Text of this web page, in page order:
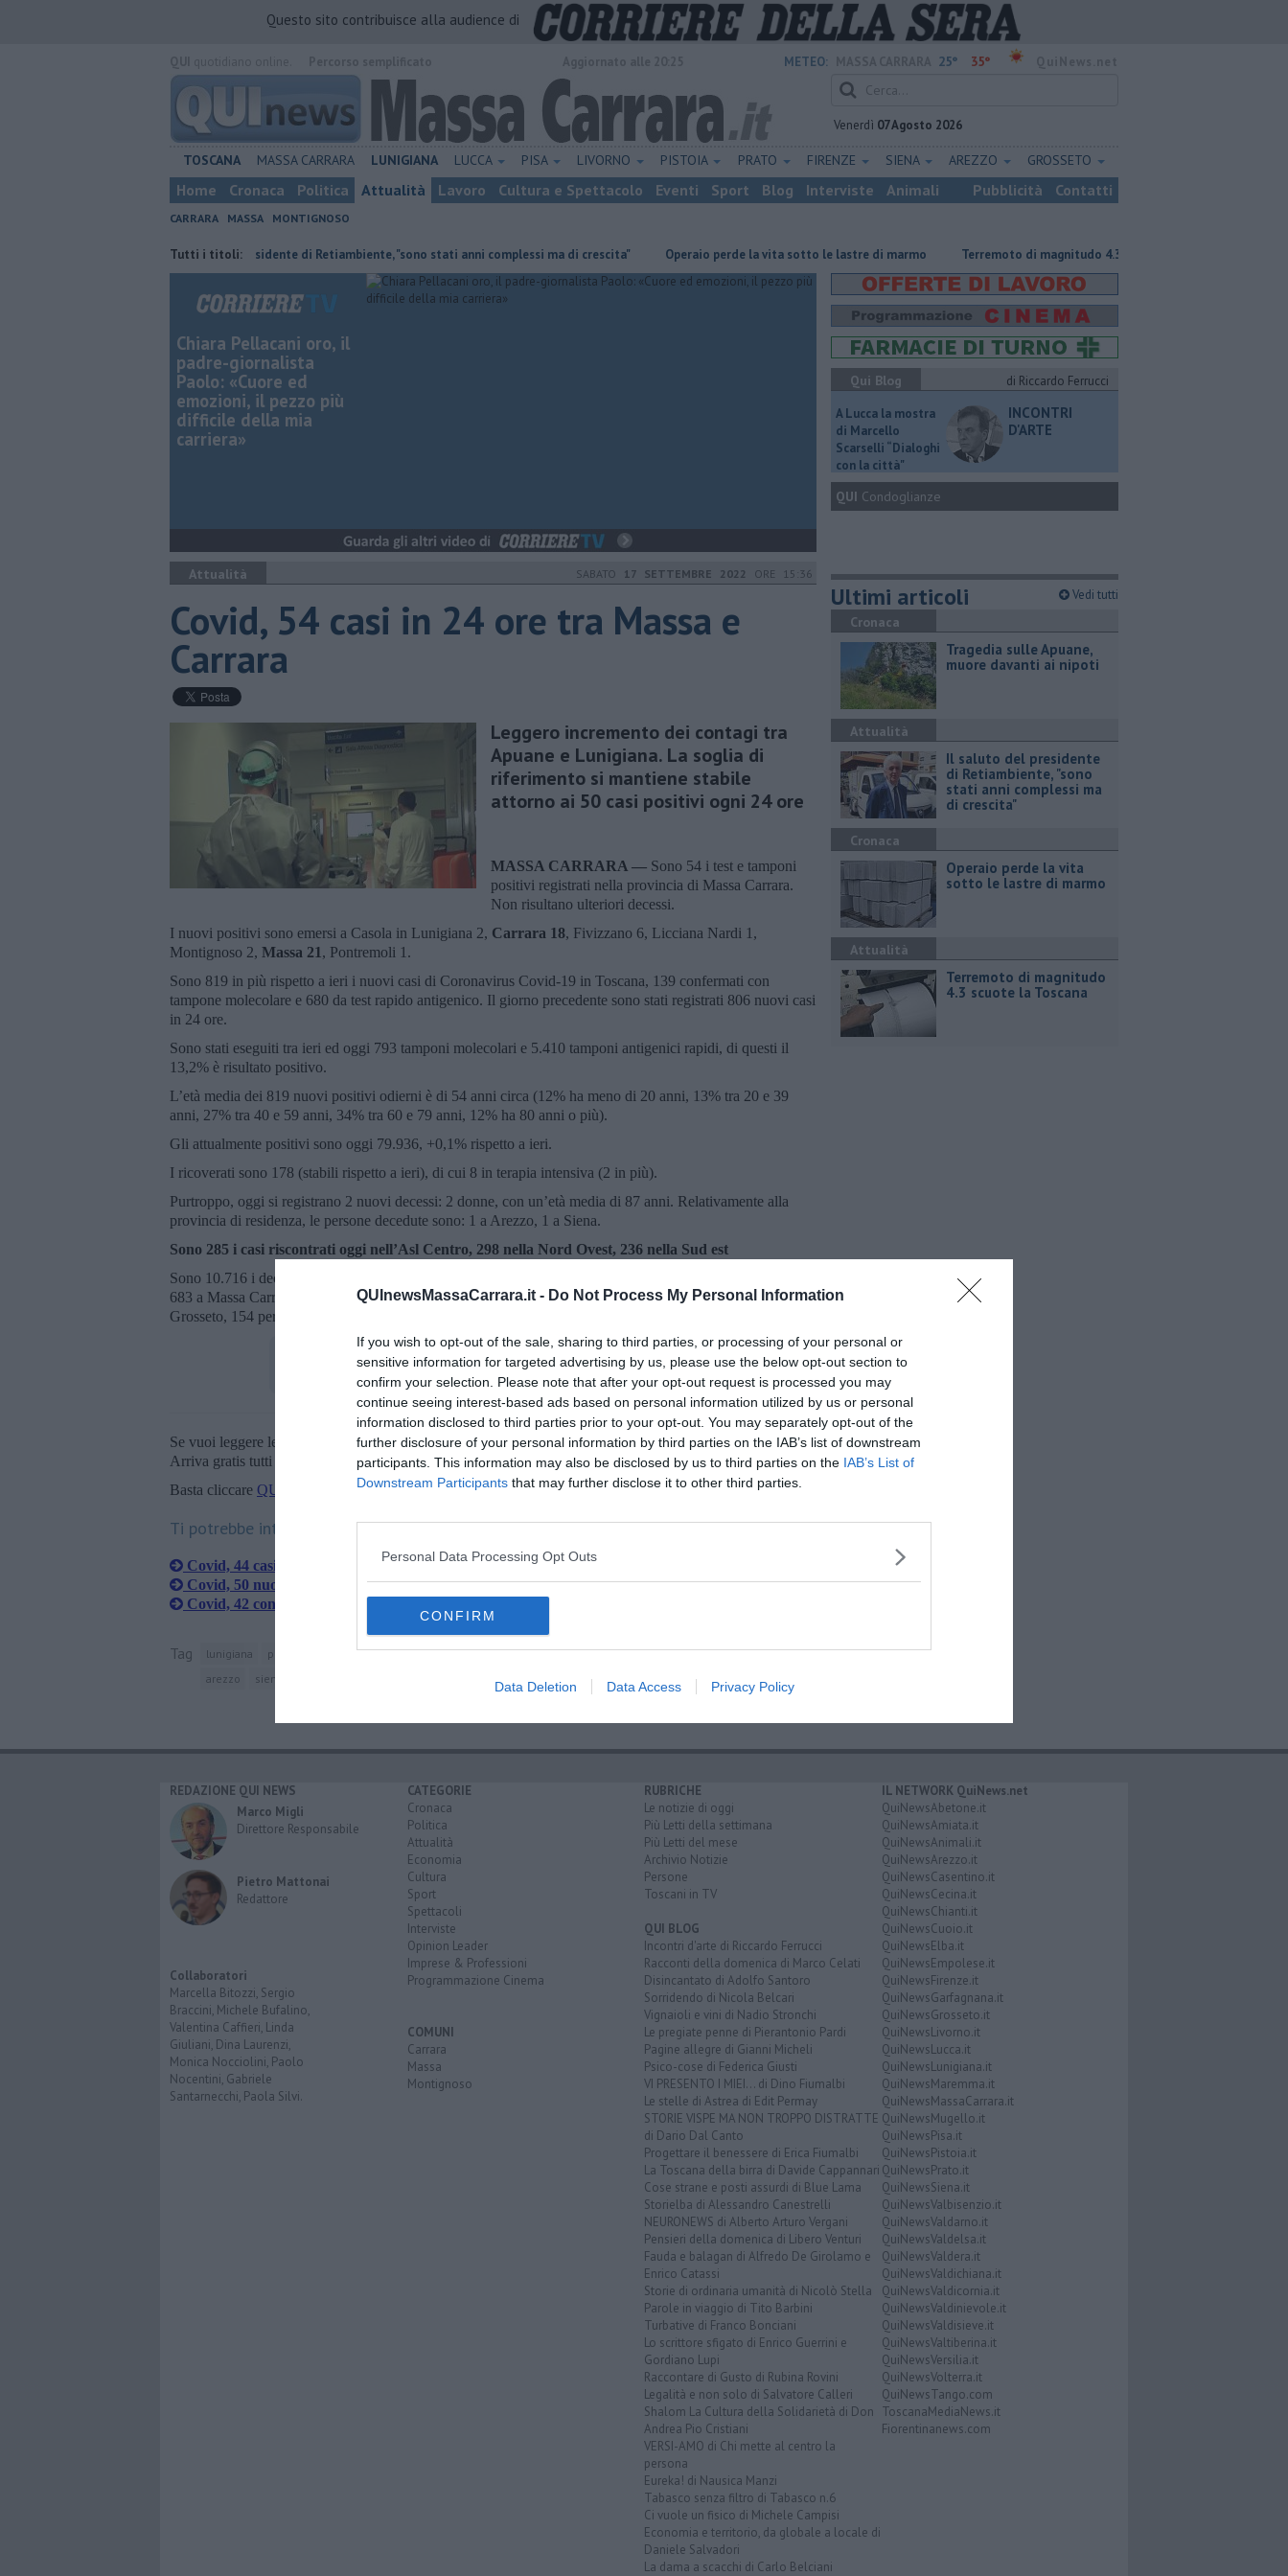
QUInewsMassaCarrara.it - Do Not Process My Personal Information
If you wish to opt-out of the sale, sharing to third parties, or processing of your personal or
sensitive information for targeted advertising by us, please use the below opt-out section to
confirm your selection. Please note that after your opt-out request is processed you may
continue seeing interest-based ads based on personal information utilized by us or personal
information disclosed to third parties prior to your opt-out. You may separately opt-out of the
further disclosure of your personal information by third parties on the IAB’s list of downstream
participants. This information may also be disclosed by us to third parties on the IAB’s List of
Downstream Participants that may further disclose it to other third parties.
Personal Data Processing Opt Outs
CONFIRM
Data Deletion Data Access Privacy Policy
Questo sito contribuisce alla audience di
METEO: 25° 35°
Venerdì 07 Agosto 2026
TOSCANA MASSA CARRARA LUNIGIANA LUCCA PISA LIVORNO PISTOIA PRATO FIRENZE SIENA AREZZO GROSSETO
Home Cronaca Politica Attualità Lavoro Cultura e Spettacolo Eventi Sport Blog Interviste Animali Pubblicità Contatti
CARRARA MASSA MONTIGNOSO
Tutti i titoli:
Il saluto del presidente di Retiambiente, "sono stati anni complessi ma di crescita" Operaio perde la vita sotto le lastre di marmo Terremoto di magnitudo 4.3 scuote la Toscana
Chiara Pellacani oro, il
padre-giornalista
Paolo: «Cuore ed
emozioni, il pezzo più
difficile della mia
carriera»
Attualità SABATO 17 SETTEMBRE 2022 ORE 15:36
Covid, 54 casi in 24 ore tra Massa e
Carrara
Leggero incremento dei contagi tra
Apuane e Lunigiana. La soglia di
riferimento si mantiene stabile
attorno ai 50 casi positivi ogni 24 ore
MASSA CARRARA — Sono 54 i test e tamponi
positivi registrati nella provincia di Massa Carrara.
Non risultano ulteriori decessi.
I nuovi positivi sono emersi a Casola in Lunigiana 2, Carrara 18, Fivizzano 6, Licciana Nardi 1,
Montignoso 2, Massa 21 , Pontremoli 1.
Sono 819 in più rispetto a ieri i nuovi casi di Coronavirus Covid-19 in Toscana, 139 confermati con
tampone molecolare e 680 da test rapido antigenico. Il giorno precedente sono stati registrati 806 nuovi casi
in 24 ore.
Sono stati eseguiti tra ieri ed oggi 793 tamponi molecolari e 5.410 tamponi antigenici rapidi, di questi il
13,2% è risultato positivo.
L’età media dei 819 nuovi positivi odierni è di 54 anni circa (12% ha meno di 20 anni, 13% tra 20 e 39
anni, 27% tra 40 e 59 anni, 34% tra 60 e 79 anni, 12% ha 80 anni o più).
Gli attualmente positivi sono oggi 79.936, +0,1% rispetto a ieri.
I ricoverati sono 178 (stabili rispetto a ieri), di cui 8 in terapia intensiva (2 in più).
Purtroppo, oggi si registrano 2 nuovi decessi: 2 donne, con un’età media di 87 anni. Relativamente alla
provincia di residenza, le persone decedute sono: 1 a Arezzo, 1 a Siena.
Sono 285 i casi riscontrati oggi nell’Asl Centro, 298 nella Nord Ovest, 236 nella Sud est
Sono 10.716 i deceduti dall’inizio dell’epidemia cosi ripartiti: 3.358 a Firenze, 877 a Prato, 965 a Pistoia,
683 a Massa Carrara, 1.007 a Lucca, 1.211 a Pisa, 811 a Livorno, 683 ad Arezzo, 566 a Siena, 401 a
Grosseto, 154 persone sono decedute sul suolo toscano ma erano residenti fuori regione.
Se vuoi leggere le notizie principali della Toscana iscriviti allaNewsletter QUInews - ToscanaMedia.
Arriva gratis tutti i giorni alle 20:00 direttamente nella tua casella di posta.
Basta cliccare QUI
Ti potrebbe interessare anche:
Covid, 44 casi in 24 ore tra Carrara e Massa
Covid, 50 nuovi casi tra Carrara e Massa
Covid, 42 contagi fra Apuane e Lunigiana
Tag lunigiana provincia di massa-carrara casola in lunigiana fivizzano licciana nardi montignoso
pontremoli
arezzo
siena grosseto
Qui Blog
di Riccardo Ferrucci
A Lucca la mostra
di Marcello
Scarselli “Dialoghi
con la città"
INCONTRI
D'ARTE
QUI Condoglianze
Ultimi articoli Vedi tutti
Cronaca
Tragedia sulle Apuane,
muore davanti ai nipoti
Attualità
Il saluto del presidente
di Retiambiente, "sono
stati anni complessi ma
di crescita"
Cronaca
Operaio perde la vita
sotto le lastre di marmo
Attualità
Terremoto di magnitudo
4.3 scuote la Toscana
REDAZIONE QUI NEWS
Marco Migli
Direttore Responsabile
Pietro Mattonai
Redattore
Collaboratori
Marcella Bitozzi, Sergio
Braccini, Michele Bufalino,
Valentina Caffieri, Linda
Giuliani, Dina Laurenzi,
Monica Nocciolini, Paolo
Nocentini, Gabriele
Santarnecchi, Paola Silvi.
CATEGORIE
Cronaca
Politica
Attualità
Economia
Cultura
Sport
Spettacoli
Interviste
Opinion Leader
Imprese & Professioni
Programmazione Cinema
COMUNI
Carrara
Massa
Montignoso
RUBRICHE
Le notizie di oggi
Più Letti della settimana
Più Letti del mese
Archivio Notizie
Persone
Toscani in TV
QUI BLOG
Incontri d'arte di Riccardo Ferrucci
Racconti della domenica di Marco Celati
Disincantato di Adolfo Santoro
Sorridendo di Nicola Belcari
Vignaioli e vini di Nadio Stronchi
Le pregiate penne di Pierantonio Pardi
Pagine allegre di Gianni Micheli
Psico-cose di Federica Giusti
VI PRESENTO I MIEI... di Dino Fiumalbi
Le stelle di Astrea di Edit Permay
STORIE VISPE MA NON TROPPO DISTRATTE
di Dario Dal Canto
Progettare il benessere di Erica Fiumalbi
La Toscana della birra di Davide Cappannari
Cose strane e posti assurdi di Blue Lama
Storielba di Alessandro Canestrelli
NEURONEWS di Alberto Arturo Vergani
Pensieri della domenica di Libero Venturi
Fauda e balagan di Alfredo De Girolamo e
Enrico Catassi
Storie di ordinaria umanità di Nicolò Stella
Parole in viaggio di Tito Barbini
Turbative di Franco Bonciani
Lo scrittore sfigato di Enrico Guerrini e
Gordiano Lupi
Raccontare di Gusto di Rubina Rovini
Legalità e non solo di Salvatore Calleri
Shalom La Cultura della Solidarietà di Don
Andrea Pio Cristiani
VERSI-AMO di Chi mette al centro la
persona
Eureka! di Nausica Manzi
Tabasco senza filtro di Tabasco n.6
Ci vuole un fisico di Michele Campisi
Economia e territorio, da globale a locale di
Daniele Salvadori
La dama a scacchi di Carlo Belciani
IL NETWORK QuiNews.net
QuiNewsAbetone.it
QuiNewsAmiata.it
QuiNewsAnimali.it
QuiNewsArezzo.it
QuiNewsCasentino.it
QuiNewsCecina.it
QuiNewsChianti.it
QuiNewsCuoio.it
QuiNewsElba.it
QuiNewsEmpolese.it
QuiNewsFirenze.it
QuiNewsGarfagnana.it
QuiNewsGrosseto.it
QuiNewsLivorno.it
QuiNewsLucca.it
QuiNewsLunigiana.it
QuiNewsMaremma.it
QuiNewsMassaCarrara.it
QuiNewsMugello.it
QuiNewsPisa.it
QuiNewsPistoia.it
QuiNewsPrato.it
QuiNewsSiena.it
QuiNewsValbisenzio.it
QuiNewsValdarno.it
QuiNewsValdelsa.it
QuiNewsValdera.it
QuiNewsValdichiana.it
QuiNewsValdicornia.it
QuiNewsValdinievole.it
QuiNewsValdisieve.it
QuiNewsValtiberina.it
QuiNewsVersilia.it
QuiNewsVolterra.it
QuiNewsTango.com
ToscanaMediaNews.it
Fiorentinanews.com